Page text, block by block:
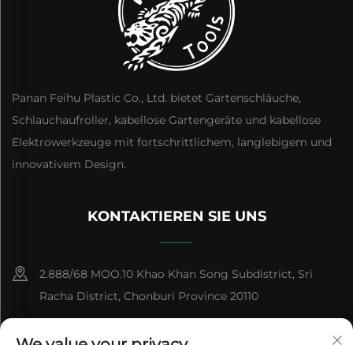
Panan Feihu Plastic Co., Ltd. bietet Gartenschläuche,
Schlauchaufroller, kabellose Gartengeräte und kabellose
Elektrowerkzeuge mit fortschrittlichem, langlebigem und
innovativem Design.
KONTAKTIEREN SIE UNS
2.888/68 MOO.10 Khao Khan Song Subdistrict, Sri
Racha District, Chonburi Province 20110